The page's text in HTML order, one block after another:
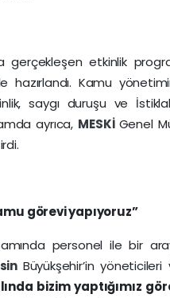
gerçekleşen etkinlik
hazırlandı. Kamu
saygı duruşu ve İstiklal
ayrıca, MESKİ Genel
görevi yapıyoruz”
personel ile bir
Büyükşehir’in
bizim yaptığımız